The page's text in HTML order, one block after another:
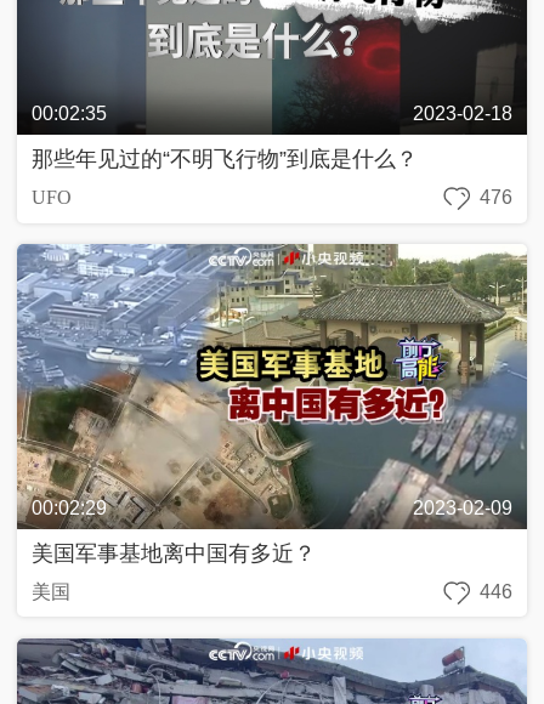
00:02:35 2023-02-18
那些年见过的“不明飞行物”到底是什么？
UFO 476
00:02:29 2023-02-09
美国军事基地离中国有多近？
美国 446